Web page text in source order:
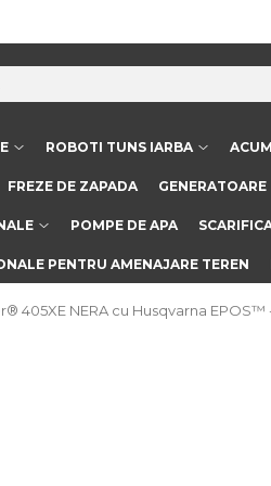
ROBOTI TUNS IARBA
FREZE DE ZAPADA GENERATOARE
POMPE DE APA
PENTRU AMENAJARE TEREN
405XE NERA cu Husqvarna